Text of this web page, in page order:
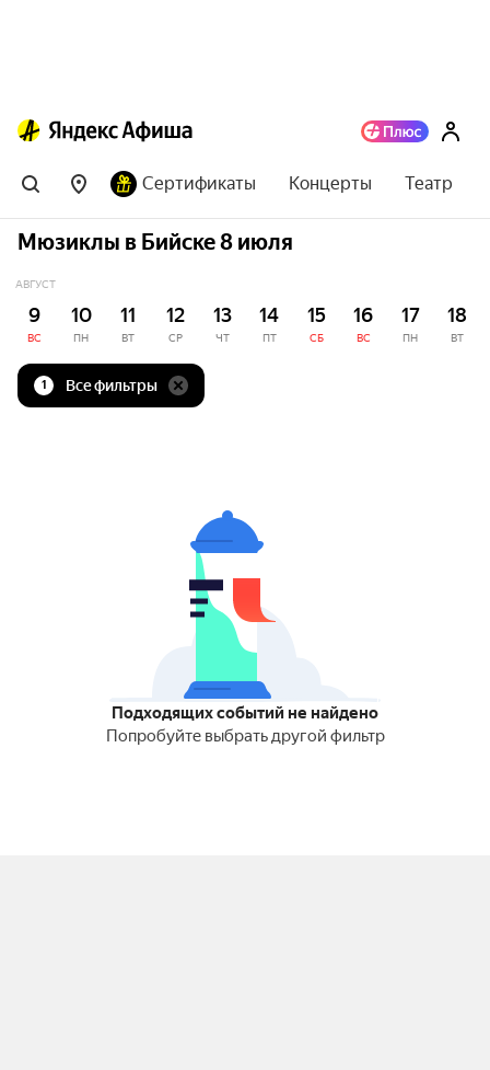
Сертификаты Концерты Театр
Мюзиклы в Бийске 8 июля
АВГУСТ
9
ВС
10
ПН
11
ВТ
12
СР
13
ЧТ
14
ПТ
15
СБ
16
ВС
17
ПН
18
ВТ
1 Все фильтры
Подходящих событий не найдено
Попробуйте выбрать другой фильтр